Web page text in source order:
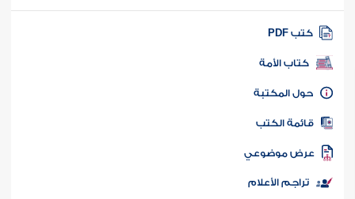
كتب PDF
كتاب الأمة
المكتبة
الكتب
موضوعي